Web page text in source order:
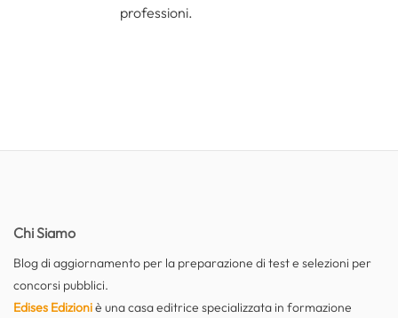
professioni.
Chi Siamo
Blog di aggiornamento per la preparazione di test e selezioni per
concorsi pubblici.
Edises Edizioniè una casa editrice specializzata in formazione